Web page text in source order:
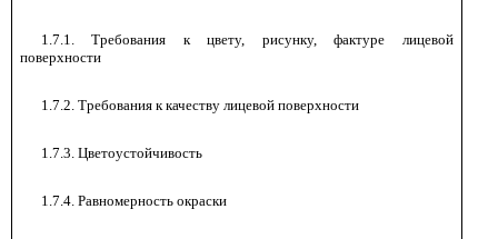
1.7.1. Требования к цвету, рисунку, фактуре лицевой
поверхности
1.7.2. Требования к качеству лицевой поверхности
1.7.3. Цветоустойчивость
1.7.4. Равномерность окраски